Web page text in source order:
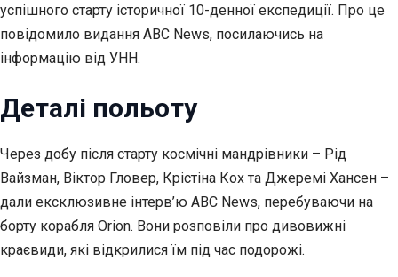
успішного старту історичної 10-денної експедиції. Про це
повідомило видання ABC News, посилаючись на
інформацію від УНН.
Деталі польоту
Через добу після старту космічні мандрівники – Рід
Вайзман, Віктор Гловер, Крістіна Кох та Джеремі Хансен –
дали ексклюзивне інтерв’ю ABC News, перебуваючи на
борту корабля Orion. Вони розповіли про дивовижні
краєвиди, які відкрилися їм під час подорожі.